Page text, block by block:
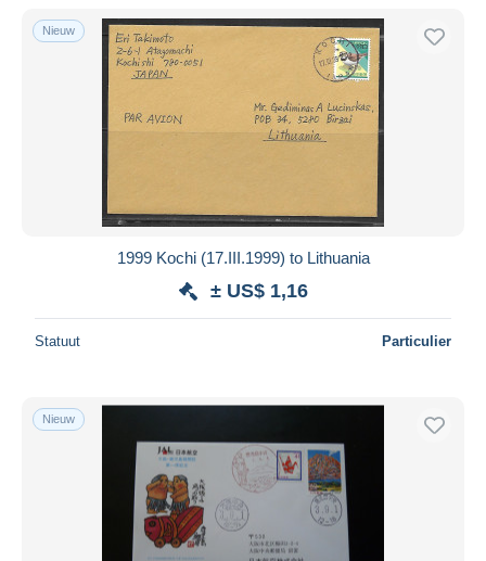
Nieuw
1999 Kochi (17.III.1999) to Lithuania
± US$ 1,16
Statuut Particulier
Nieuw